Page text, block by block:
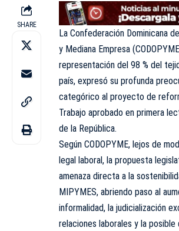
SHARE
La Confederación Dominicana
y Mediana Empresa
representación del 98 % del
país, expresó su profunda
categórico al proyecto de
Trabajo aprobado en primera
de la República.
Según CODOPYME, lejos de
legal laboral, la propuesta
amenaza directa a la
MIPYMES, abriendo paso al
informalidad, la judicialización
relaciones laborales y la posible